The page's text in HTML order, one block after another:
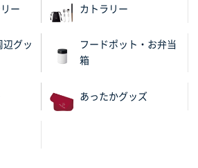
袋 A4サイズ
1000枚
い
袋 A4サイズ
りやすかったから
ー カトラリー
辺グッ
フードポット・お弁当
箱
あったかグッズ